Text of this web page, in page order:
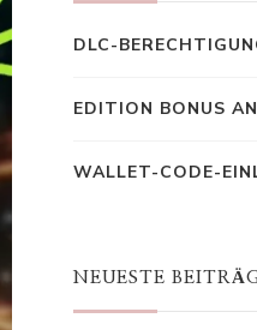
DLC-
EDITION BONUS
WALLET-CODE-
NEUESTE